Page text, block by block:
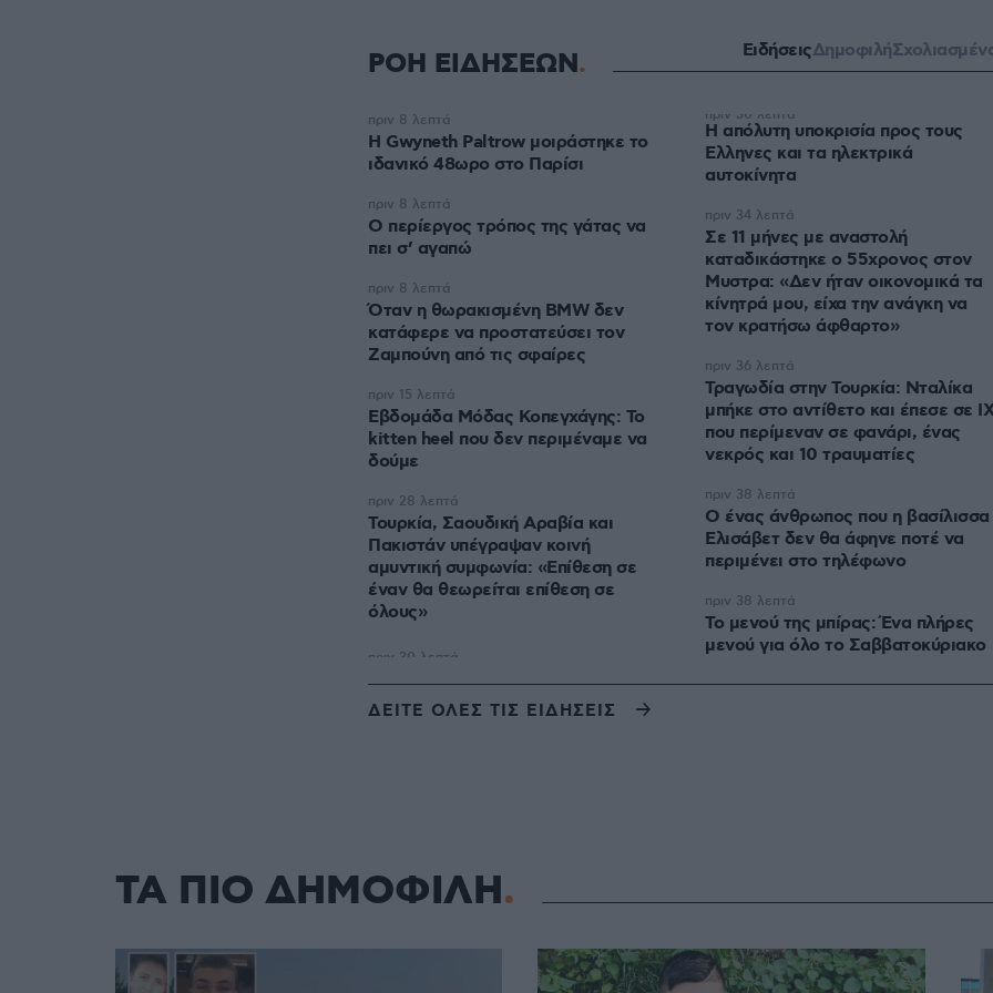
ΡΟΗ ΕΙΔΗΣΕΩΝ ΕιδήσειςΔημοφιλή
Η Gwyneth Paltrow μοιράστηκε το
ιδανικό 48ωρο στο Παρίσι
πριν 8 λεπτά
Ο περίεργος τρόπος της γάτας να
πει σ’ αγαπώ
πριν 8 λεπτά
Όταν η θωρακισμένη BMW δεν
κατάφερε να προστατεύσει τον
Ζαμπούνη από τις σφαίρες
πριν 8 λεπτά
Εβδομάδα Μόδας Κοπεγχάγης: Το
kitten heel που δεν περιμέναμε να
δούμε
πριν 15 λεπτά
Τουρκία, Σαουδική Αραβία και
Πακιστάν υπέγραψαν κοινή
αμυντική συμφωνία: «Επίθεση σε
έναν θα θεωρείται επίθεση σε
όλους»
πριν 28 λεπτά
Η απόλυτη υποκρισία προς τους
Ελληνες και τα ηλεκτρικά
αυτοκίνητα
πριν 30 λεπτά
Σε 11 μήνες με αναστολή
καταδικάστηκε ο 55χρονος στον
Μυστρα: «Δεν ήταν οικονομικά τα
κίνητρά μου, είχα την ανάγκη να
τον κρατήσω άφθαρτο»
πριν 34 λεπτά
Τραγωδία στην Τουρκία: Νταλίκα
μπήκε στο αντίθετο και έπεσε σε ΙΧ
που περίμεναν σε φανάρι, ένας
νεκρός και 10 τραυματίες
πριν 36 λεπτά
Ο ένας άνθρωπος που η βασίλισσα
Ελισάβετ δεν θα άφηνε ποτέ να
περιμένει στο τηλέφωνο
πριν 38 λεπτά
Το μενού της μπίρας: Ένα πλήρες
μενού για όλο το Σαββατοκύριακο
πριν 38 λεπτά
ΔΕΙΤΕ ΟΛΕΣ ΤΙΣ ΕΙΔΗΣΕΙΣ
ΤΑ ΠΙΟ ΔΗΜΟΦΙΛΗ